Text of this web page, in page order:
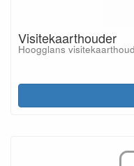
Visitekaarthouder
Hoogglans